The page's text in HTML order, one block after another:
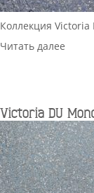
Коллекция
Читать далее
Victoria DU